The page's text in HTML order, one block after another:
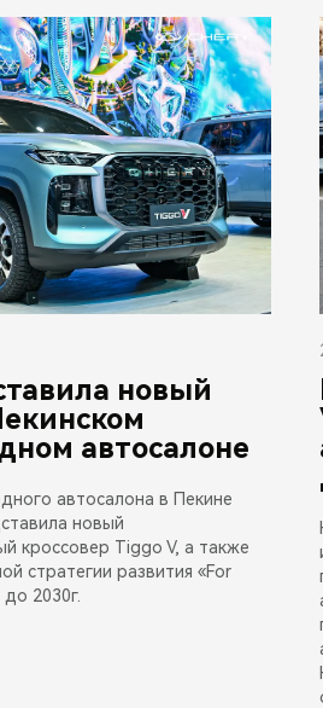
новый
автосалоне
автосалона в Пекине
новый
кроссовер Tiggo V, а также
стратегии развития «For
до 2030г.